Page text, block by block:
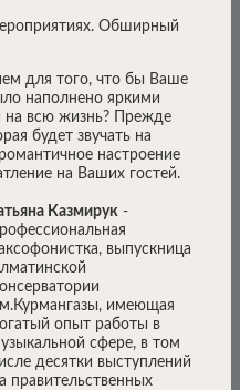
Обширный
для того, что бы Ваше
наполнено яркими
всю жизнь? Прежде
будет звучать на
настроение
на Ваших гостей.
Казмирук -
выпускница
имеющая
опыт работы в
сфере, в том
десятки выступлений
правительственных